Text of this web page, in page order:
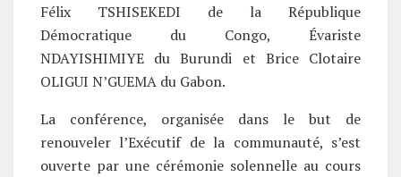
Félix TSHISEKEDI de la République
Démocratique du Congo, Évariste
NDAYISHIMIYE du Burundi et Brice Clotaire
OLIGUI N’GUEMA du Gabon.
La conférence, organisée dans le but de
renouveler l’Exécutif de la communauté, s’est
ouverte par une cérémonie solennelle au cours